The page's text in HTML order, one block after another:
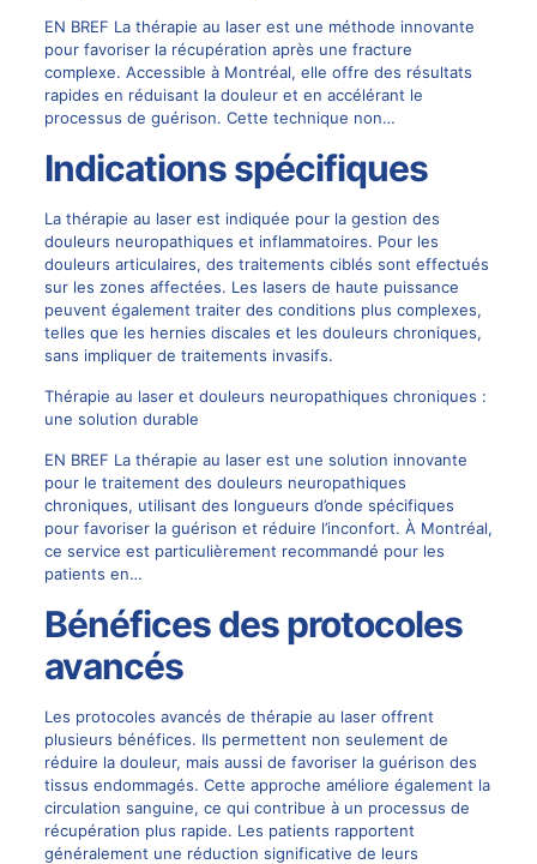
EN BREF La thérapie au laser est une méthode innovante
pour favoriser la récupération après une fracture
complexe. Accessible à Montréal, elle offre des résultats
rapides en réduisant la douleur et en accélérant le
processus de guérison. Cette technique non…
Indications spécifiques
La thérapie au laser est indiquée pour la gestion des
douleurs neuropathiques et inflammatoires. Pour les
douleurs articulaires, des traitements ciblés sont effectués
sur les zones affectées. Les lasers de haute puissance
peuvent également traiter des conditions plus complexes,
telles que les hernies discales et les douleurs chroniques,
sans impliquer de traitements invasifs.
Thérapie au laser et douleurs neuropathiques chroniques :
une solution durable
EN BREF La thérapie au laser est une solution innovante
pour le traitement des douleurs neuropathiques
chroniques, utilisant des longueurs d’onde spécifiques
pour favoriser la guérison et réduire l’inconfort. À Montréal,
ce service est particulièrement recommandé pour les
patients en…
Bénéfices des protocoles
avancés
Les protocoles avancés de thérapie au laser offrent
plusieurs bénéfices. Ils permettent non seulement de
réduire la douleur, mais aussi de favoriser la guérison des
tissus endommagés. Cette approche améliore également la
circulation sanguine, ce qui contribue à un processus de
récupération plus rapide. Les patients rapportent
généralement une réduction significative de leurs